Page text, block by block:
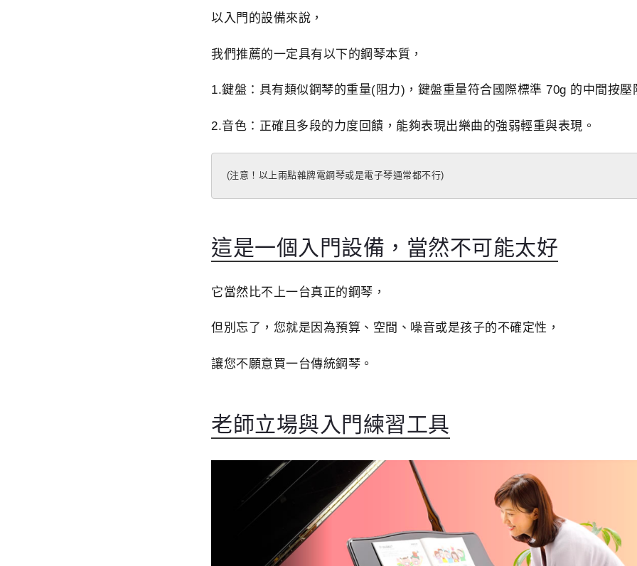
以入門的設備來說，
我們推薦的一定具有以下的鋼琴本質，
1.鍵盤：具有類似鋼琴的重量(阻力)，鍵盤重量符合國際標準 70g 的中間按壓
2.音色：正確且多段的力度回饋，能夠表現出樂曲的強弱輕重與表現。
(注意！以上兩點雜牌電鋼琴或是電子琴通常都不行)
這是一個入門設備，當然不可能太好
它當然比不上一台真正的鋼琴，
但別忘了，您就是因為預算、空間、噪音或是孩子的不確定性，
讓您不願意買一台傳統鋼琴。
老師立場與入門練習工具